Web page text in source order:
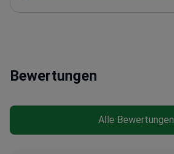
Bewertungen
Alle Bewertungen